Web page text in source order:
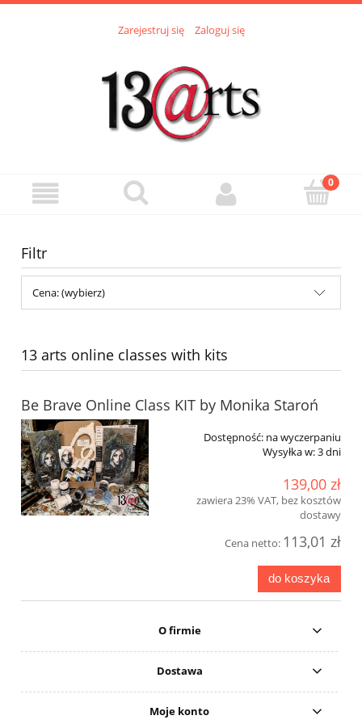
Zarejestruj się Zaloguj się
Filtr
Cena: (wybierz)
13 arts online classes with kits
Be Brave Online Class KIT by Monika Staroń
Dostępność: na wyczerpaniu
Wysyłka w:3 dni
139,00 zł
zawiera 23% VAT, bez kosztów
dostawy
Cena netto: 113,01 zł
do koszyka
O firmie
Dostawa
Moje konto